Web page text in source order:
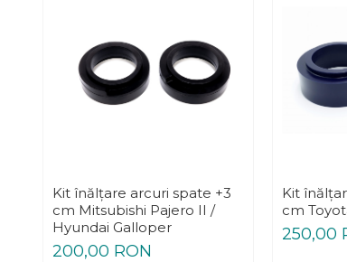
Kit înălțare arcuri spate +3
cm Mitsubishi Pajero II /
Hyundai Galloper
200,00 RON
Kit
cm
250,00